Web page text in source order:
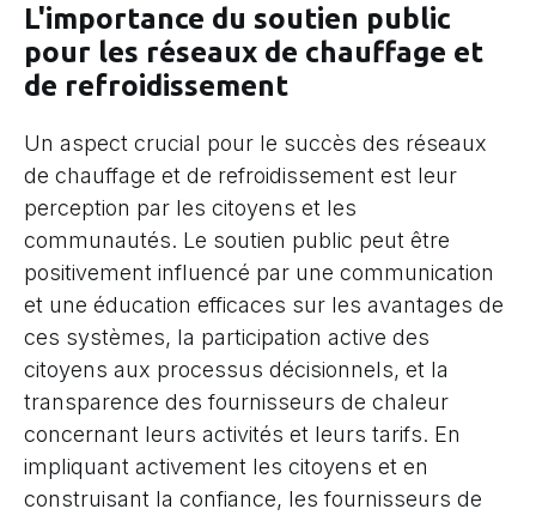
L'importance du soutien public
pour les réseaux de chauffage et
de refroidissement
Un aspect crucial pour le succès des réseaux
de chauffage et de refroidissement est leur
perception par les citoyens et les
communautés. Le soutien public peut être
positivement influencé par une communication
et une éducation efficaces sur les avantages de
ces systèmes, la participation active des
citoyens aux processus décisionnels, et la
transparence des fournisseurs de chaleur
concernant leurs activités et leurs tarifs. En
impliquant activement les citoyens et en
construisant la confiance, les fournisseurs de